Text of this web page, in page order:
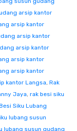
arsip kantor
arsip kantor
arsip kantor
arsip kantor
arsip kantor
arsip kantor
kantor Langsa, Rak
Jaya, rak besi siku
Siku Lubang
lubang susun
lubang susun gudang